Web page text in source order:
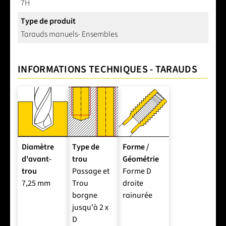
7H
Type de produit
Tarauds manuels- Ensembles
INFORMATIONS TECHNIQUES - TARAUDS
Diamètre
d'avant-
trou
7,25 mm
Type de
trou
Passage et
Trou
borgne
jusqu'à 2 x
D
Forme /
Géométrie
Forme D
droite
rainurée